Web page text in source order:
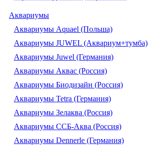
Аквариумы
Аквариумы Aquael (Польша)
Аквариумы JUWEL (Аквариум+тумба)
Аквариумы Juwel (Германия)
Аквариумы Аквас (Россия)
Аквариумы Биодизайн (Россия)
Аквариумы Tetra (Германия)
Аквариумы Зелаква (Россия)
Аквариумы ССБ-Аква (Россия)
Аквариумы Dennerle (Германия)